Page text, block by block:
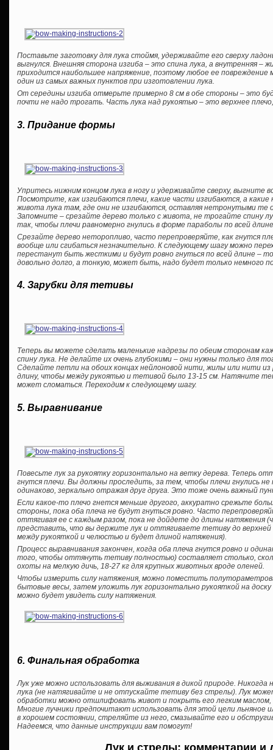
Поставьте заготовку для лука стоймя, удерживайте его сверху
выгнулся. Внешняя сторона изгиба – это спина лука, а внутренняя –
приходится наибольшее напряжение, поэтому любое ее
один из самых важных пунктов при изготовлении лука.
От середины изгиба отмерьте примерно 8 см в обе стороны – это
почти не надо трогать. Часть лука над рукоятью – это верхнее
3. Придание формы
Упритесь нижним концом лука в ногу и удерживайте сверху, выгните
Посмотрите, как изгибаются плечи, какие части изгибаются, а
живота лука там, где они не изгибаются, оставляя нетронутыми те
Запомните – срезайте дерево только с живота, не трогайте спину
так, чтобы плечи равномерно гнулись в форме параболы по всей
Срезайте дерево неторопливо, часто перепроверяйте, как гнутся
вообще или сгибаться незначительно. К следующему шагу можно
перестанут быть жесткими и будут ровно гнуться по всей длине –
довольно долго, а тонкую, может быть, надо будет только немного
4. Зарубки для тетивы
Теперь вы можете сделать маленькие надрезы по обеим сторонам
спину лука. Не делайте их очень глубокими – они нужны только для
Сделайте петли на обоих концах нейлоновой нити, жилы или нити
длину, чтобы между рукоятью и тетивой было 13-15 см. Натяните
может сломаться. Переходим к следующему шагу.
5. Выравнивание
Повесьте лук за рукоятку горизонтально на ветку дерева. Теперь
гнутся плечи. Вы должны проследить, за тем, чтобы плечи гнулись
одинаково, зеркально отражая друг друга. Это тоже очень важный
Если какое-то плечо гнется меньше другого, аккуратно срежьте
стороны, пока оба плеча не будут гнуться ровно. Часто
оттягивая ее с каждым разом, пока не дойдете до длины натяжения
представить, что вы держите лук и оттягиваете тетиву до
между рукояткой и челюстью и будет длиной натяжения).
Процесс выравнивания закончен, когда оба плеча гнутся ровно и
того, чтобы оттянуть тетиву полностью) составляет столько,
охоты на мелкую дичь, 18-27 кг для крупных животных вроде оленей.
Чтобы измерить силу натяжения, можно поместить
бытовые весы, затем уложить лук горизонтально рукояткой на
можно будет увидеть силу натяжения.
6. Финальная обработка
Лук уже можно использовать для выживания в дикой природе.
лука (не натягивайте и не отпускайте тетиву без стрелы). Лук
обработки можно отшлифовать живот и покрыть его легким
Многие лучники предпочитают использовать для этой цели льняное
в хорошем состоянии, стреляйте из него, смазывайте его и
Надеемся, что данные инструкции вам помогут!